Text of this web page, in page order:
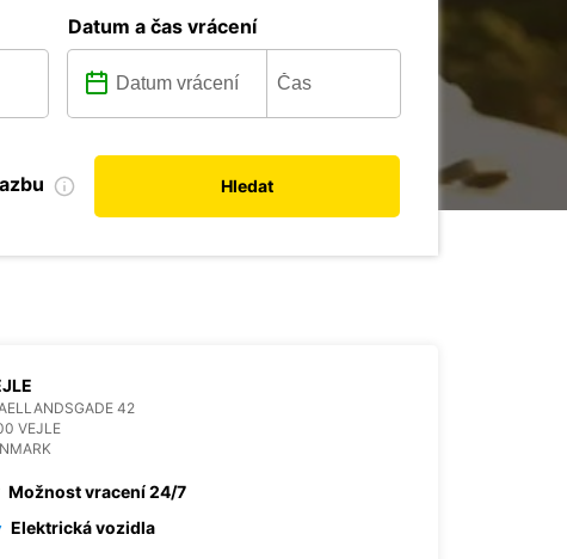
Datum a čas vrácení
Hledat
42
VEJLE
Možnost vracení 24/7
Elektrická vozidla